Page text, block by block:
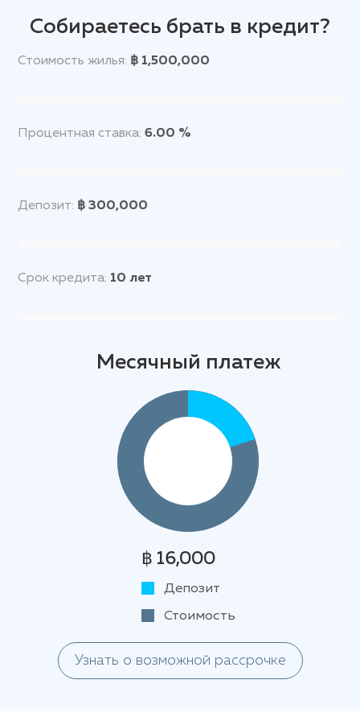
Собираетесь брать в кредит?
Стоимость жилья: ฿ 1,500,000
Процентная ставка: 6.00 %
Депозит: ฿ 300,000
Срок кредита: 10 лет
Месячный платеж
฿ 16,000
Депозит
Стоимость
Узнать о возможной рассрочке